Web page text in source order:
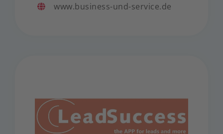
www.business-und-service.de